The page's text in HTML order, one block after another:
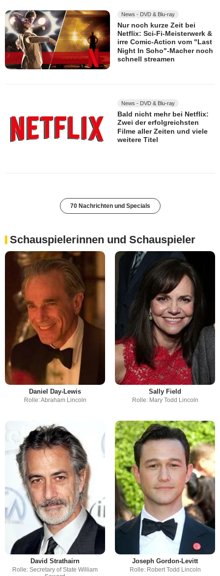
News - DVD & Blu-ray
Nur noch kurze Zeit bei
Netflix: Sci-Fi-Meisterwerk &
irre Comic-Action vom "Last
Night In Soho"-Macher noch
schnell streamen
News - DVD & Blu-ray
Bald nicht mehr bei Netflix:
Zwei der erfolgreichsten
Filme aller Zeiten und viele
weitere Titel
70 Nachrichten und Specials
Schauspielerinnen und Schauspieler
Daniel Day-Lewis
Rolle: Abraham Lincoln
Sally Field
Rolle: Mary Todd Lincoln
David Strathairn
Rolle: Secretary of State William
Joseph Gordon-Levitt
Rolle: Robert Todd Lincoln